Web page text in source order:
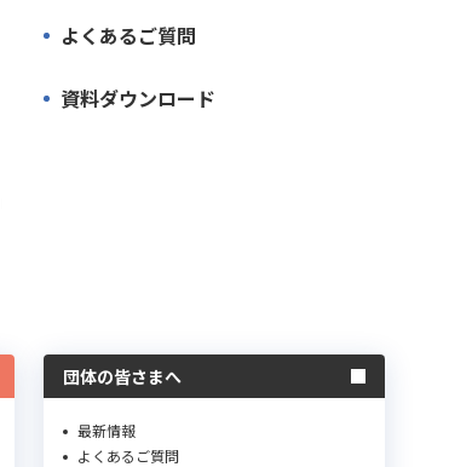
よくあるご質問
資料ダウンロード
団体の皆さまへ
最新情報
よくあるご質問